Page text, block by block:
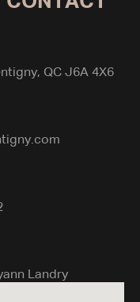
QC J6A 4X6
Landry